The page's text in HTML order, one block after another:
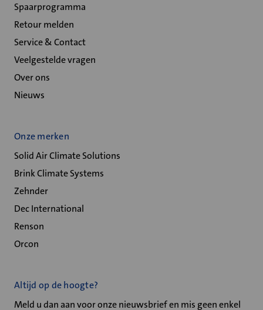
Spaarprogramma
Retour melden
Service & Contact
Veelgestelde vragen
Over ons
Nieuws
Onze merken
Solid Air Climate Solutions
Brink Climate Systems
Zehnder
Dec International
Renson
Orcon
Altijd op de hoogte?
Meld u dan aan voor onze nieuwsbrief en mis geen enkel